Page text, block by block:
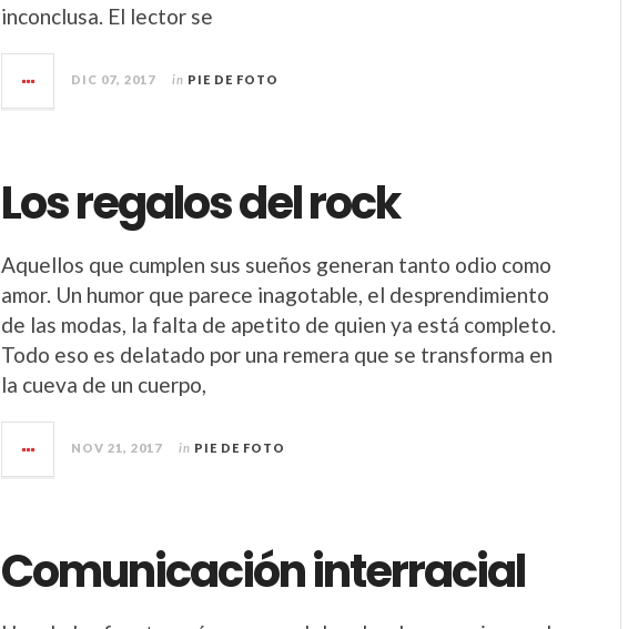
inconclusa. El lector se
DIC 07, 2017 in PIE DE FOTO
Los regalos del rock
Aquellos que cumplen sus sueños generan tanto odio como
amor. Un humor que parece inagotable, el desprendimiento
de las modas, la falta de apetito de quien ya está completo.
Todo eso es delatado por una remera que se transforma en
la cueva de un cuerpo,
NOV 21, 2017 in PIE DE FOTO
Comunicación interracial